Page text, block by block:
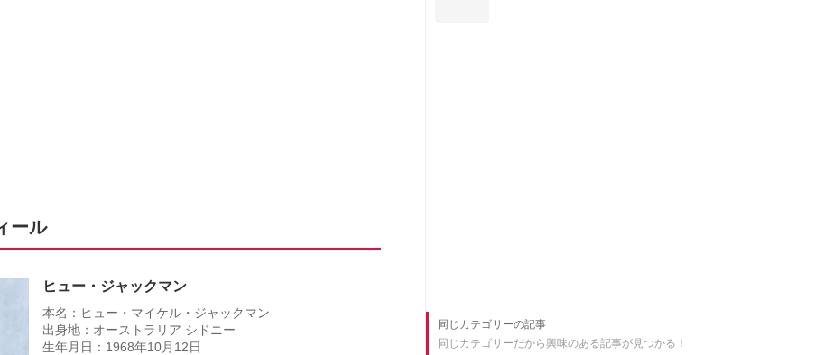
ール
ヒュー・ジャックマン
本名：ヒュー・マイケル・ジャックマン
出身地：オーストラリア シドニー
生年月日：1968年10月12日
同じカテゴリーの記事
同じカテゴリーだから興味のある記事が見つかる！